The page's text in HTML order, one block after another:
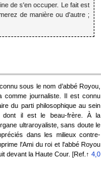
de s'en occuper. Le fait est
de manière ou d'autre ;
sous le nom d’abbé Royou,
comme journaliste. Il est connu
du parti philosophique au sein
dont il est le beau-frère. À la
ultraroyaliste, sans doute le
dans les milieux contre-
l'Ami du roi et l'abbé Royou
devant la Haute Cour. [Ref.↑4,0